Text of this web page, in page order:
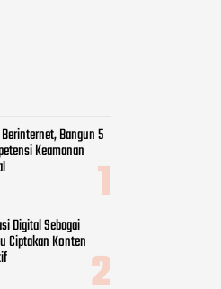
Bangun 5
Keamanan
Digital Sebagai
Ciptakan Konten